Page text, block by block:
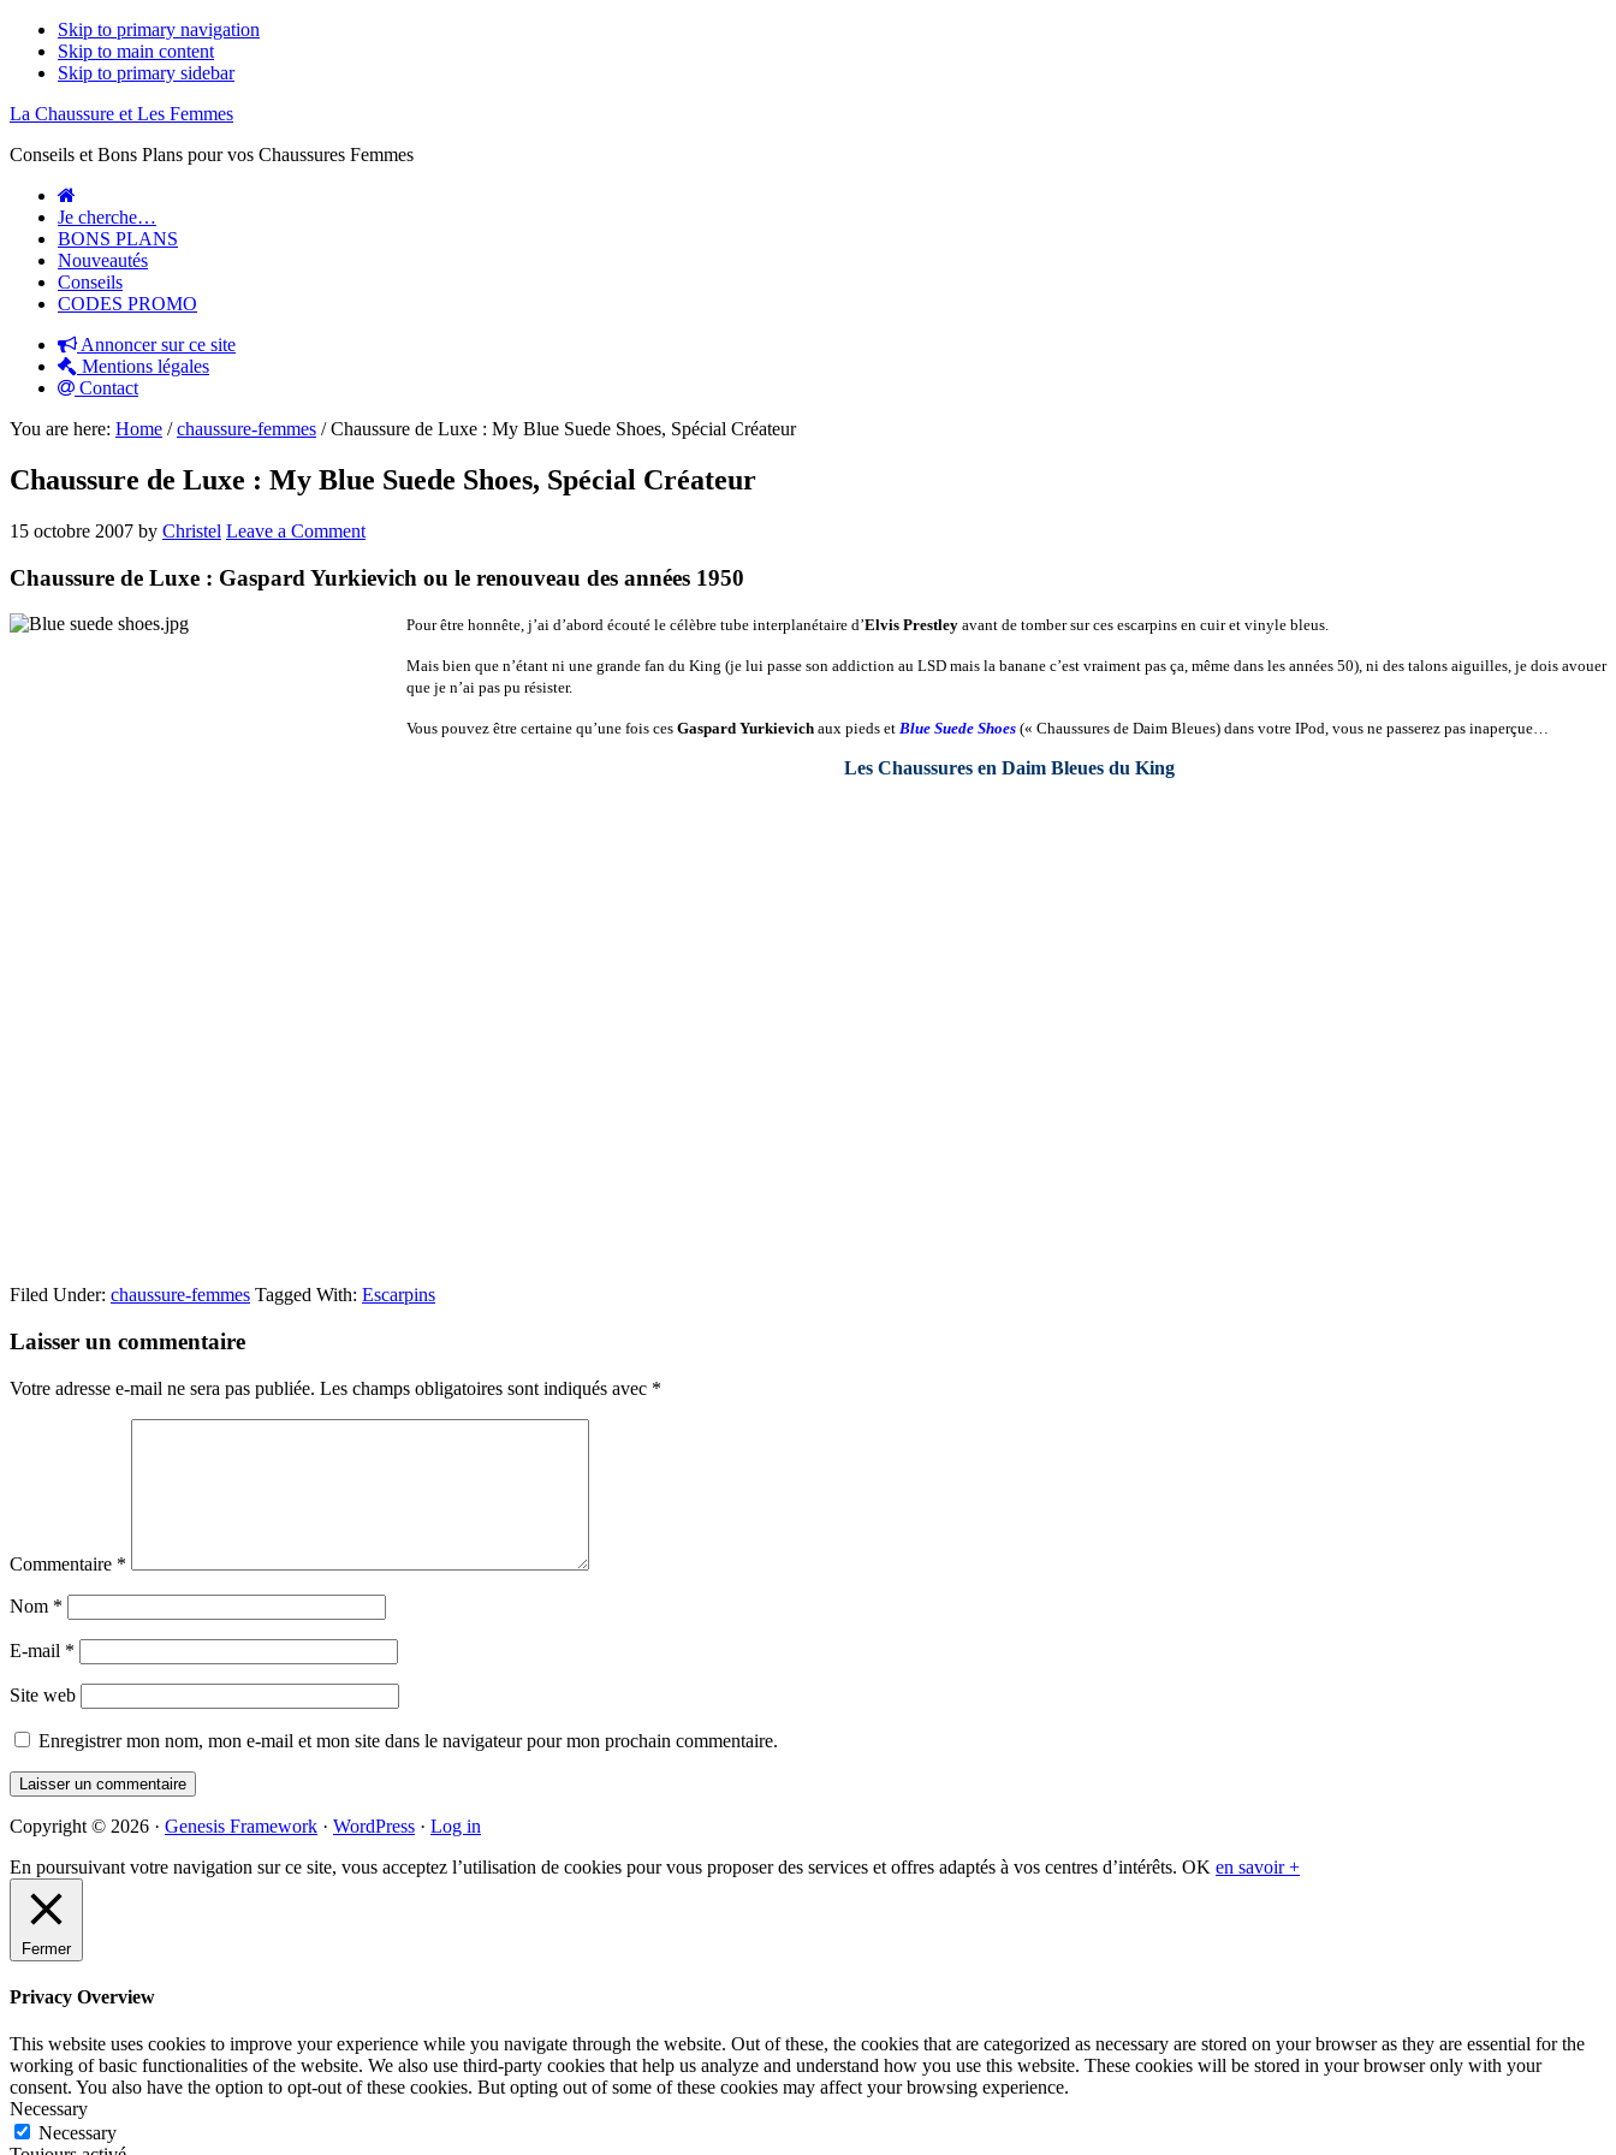
Skip to primary navigation
Skip to main content
Skip to primary sidebar
La Chaussure et Les Femmes
Conseils et Bons Plans pour vos Chaussures Femmes
Je cherche…
BONS PLANS
Nouveautés
Conseils
CODES PROMO
Annoncer sur ce site
Mentions légales
Contact
You are here: Home / chaussure-femmes /Chaussure de Luxe : My Blue Suede Shoes, Spécial Créateur
Chaussure de Luxe : My Blue Suede Shoes, Spécial Créateur
15 octobre 2007 by Christel Leave a Comment
Chaussure de Luxe : Gaspard Yurkievich ou le renouveau des années 1950
Pour être honnête, j’ai d’abord écouté le célèbre tube interplanétaire d’Elvis Prestley avant de tomber sur ces escarpins en cuir et vinyle bleus.
Mais bien que n’étant ni une grande fan du King (je lui passe son addiction au LSD mais la banane c’est vraiment pas ça, même dans les années 50), ni des talons aiguilles, je dois avouer
que je n’ai pas pu résister.
Vous pouvez être certaine qu’une fois ces Gaspard Yurkievich aux pieds et Blue Suede Shoes (« Chaussures de Daim Bleues) dans votre IPod, vous ne passerez pas inaperçue…
Les Chaussures en Daim Bleues du King
Filed Under: chaussure-femmes Tagged With: Escarpins
Reader
Laisser un commentaire
Votre adresse e-mail ne sera pas publiée. Les champs obligatoires sont indiqués avec *
Commentaire *
Nom *
E-mail *
Site web
Enregistrer mon nom, mon e-mail et mon site dans le navigateur pour mon prochain commentaire.
Primary
Sidebar
Copyright © 2026 · Genesis Framework · WordPress · Log in
En poursuivant votre navigation sur ce site, vous acceptez l’utilisation de cookies pour vous proposer des services et offres adaptés à vos centres d’intérêts. OK en savoir +
Fermer
Privacy Overview
This website uses cookies to improve your experience while you navigate through the website. Out of these, the cookies that are categorized as necessary are stored on your browser as they are essential for the
working of basic functionalities of the website. We also use third-party cookies that help us analyze and understand how you use this website. These cookies will be stored in your browser only with your
consent. You also have the option to opt-out of these cookies. But opting out of some of these cookies may affect your browsing experience.
Necessary
Necessary